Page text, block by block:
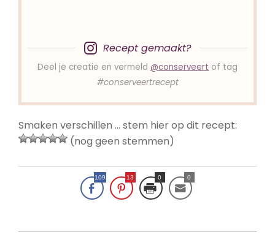
Recept gemaakt?
Deel je creatie en vermeld @conserveert of tag
#conserveertrecept
Smaken verschillen … stem hier op dit recept:
(nog geen stemmen)
109 13 0 0